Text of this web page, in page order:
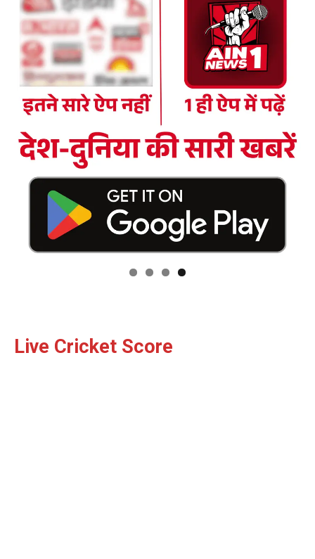
WhatsApp
Share
Read Latest News on AIN
Live Cricket Score